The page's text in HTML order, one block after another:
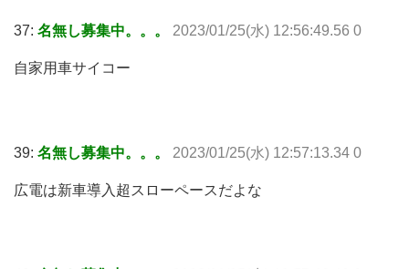
37: 名無し募集中。。。 2023/01/25(水) 12:56:49.56 0
自家用車サイコー
39: 名無し募集中。。。 2023/01/25(水) 12:57:13.34 0
広電は新車導入超スローペースだよな